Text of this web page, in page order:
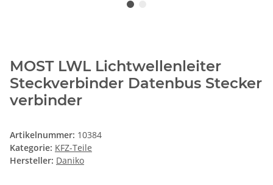
MOST LWL Lichtwellenleiter
Steckverbinder Datenbus Stecker
verbinder
Artikelnummer: 10384
Kategorie: KFZ-Teile
Hersteller: Daniko